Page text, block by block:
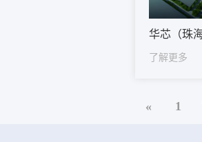
了解更多
« 1